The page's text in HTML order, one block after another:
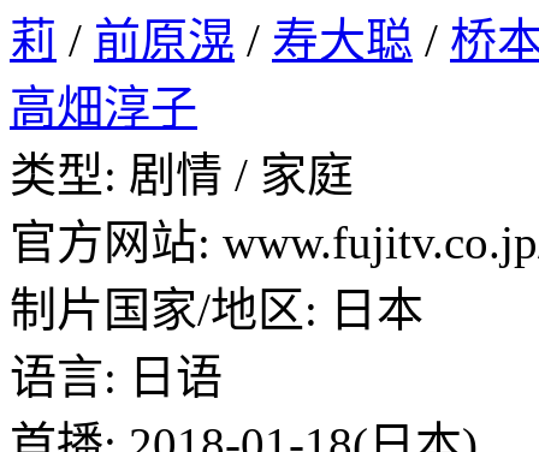
莉 / 前原滉 / 寿大聪 / 桥
高畑淳子
类型: 剧情 / 家庭
官方网站:
制片国家/地区: 日本
语言: 日语